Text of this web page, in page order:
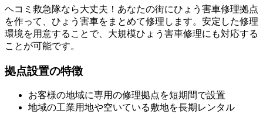
ヘコミ救急隊なら大丈夫！あなたの街にひょう害車修理拠点
を作って、ひょう害車をまとめて修理します。安定した修理
環境を用意することで、大規模ひょう害車修理にも対応する
ことが可能です。
拠点設置の特徴
お客様の地域に専用の修理拠点を短期間で設置
地域の工業用地や空いている敷地を長期レンタル